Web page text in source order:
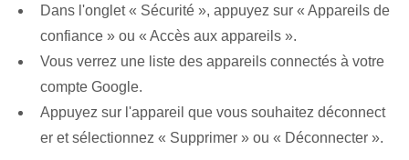
Dans l'onglet « Sécurité », appuyez sur « Appareils de
confiance » ou « Accès aux appareils ».
Vous verrez une liste des appareils connectés à votre
compte Google.
Appuyez sur l'appareil que vous souhaitez déconnect
er et sélectionnez « Supprimer » ou « Déconnecter ».